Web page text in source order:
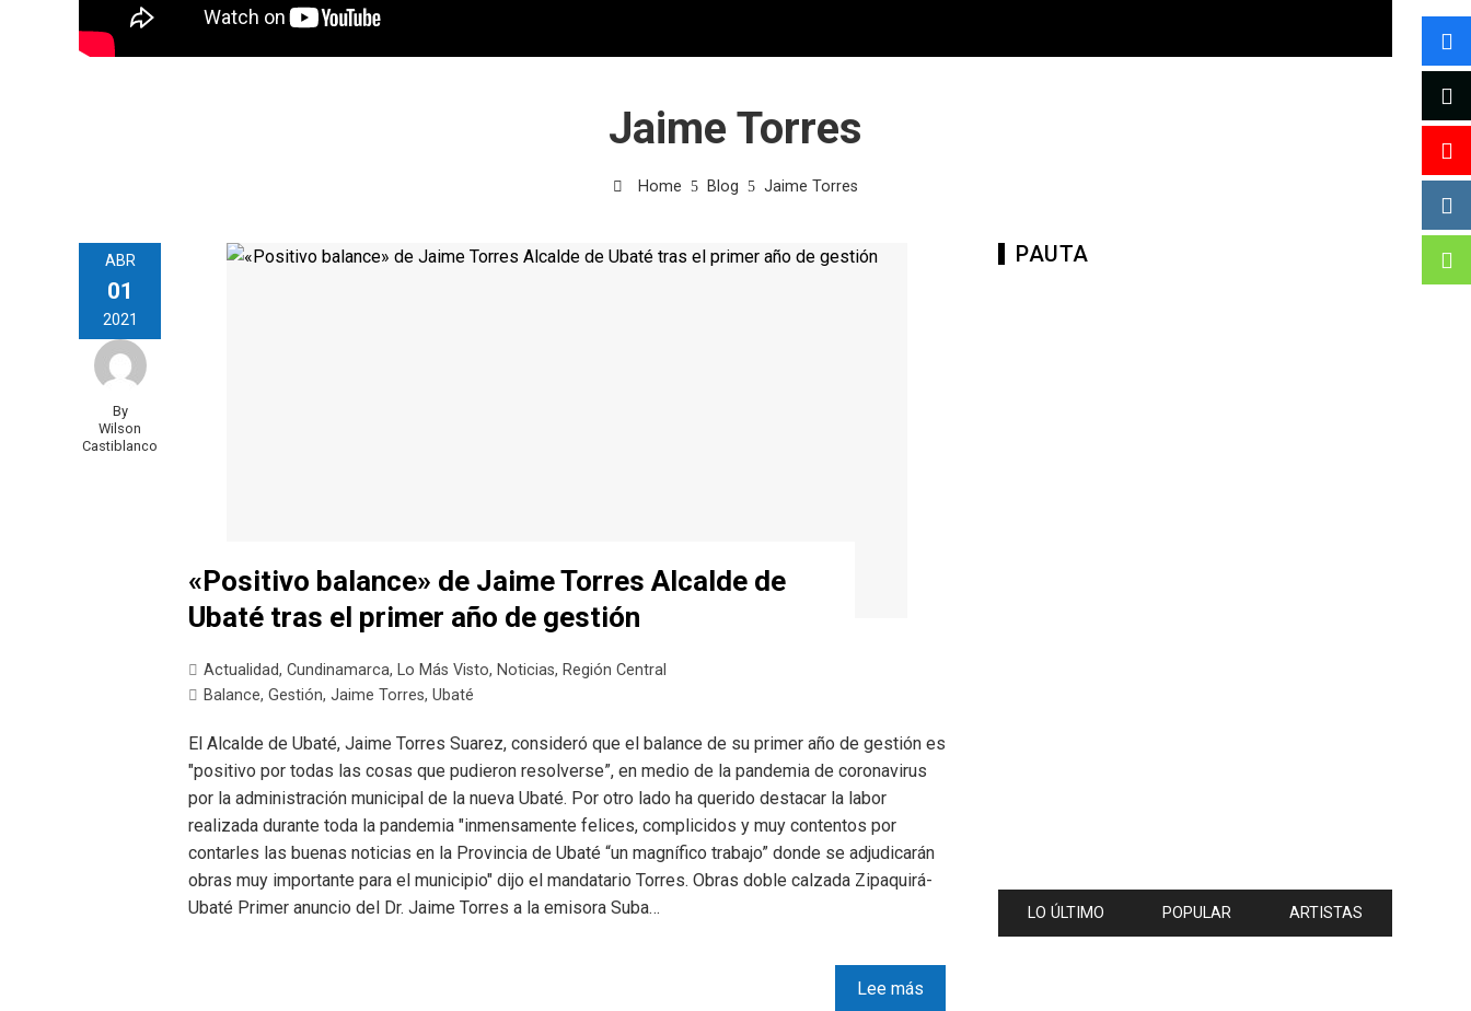
Jaime Torres
Home Blog Jaime Torres
ABR
01
2021
By
Wilson
Castiblanco
«Positivo balance» de Jaime Torres Alcalde de
Ubaté tras el primer año de gestión
Actualidad, Cundinamarca, Lo Más Visto, Noticias, Región Central
Balance, Gestión, Jaime Torres, Ubaté
El Alcalde de Ubaté, Jaime Torres Suarez, consideró que el balance de su primer año de gestión es
"positivo por todas las cosas que pudieron resolverse”, en medio de la pandemia de coronavirus
por la administración municipal de la nueva Ubaté. Por otro lado ha querido destacar la labor
realizada durante toda la pandemia "inmensamente felices, complicidos y muy contentos por
contarles las buenas noticias en la Provincia de Ubaté “un magnífico trabajo” donde se adjudicarán
obras muy importante para el municipio" dijo el mandatario Torres. Obras doble calzada Zipaquirá-
Ubaté Primer anuncio del Dr. Jaime Torres a la emisora Suba…
Lee más
PAUTA
LO ÚLTIMO POPULAR ARTISTAS